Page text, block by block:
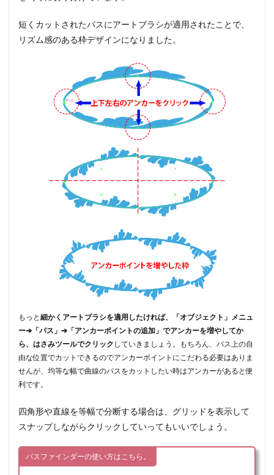
短くカットされたパスにアートブラシが適用されたことで、
リズム感のある枠デザインになりました。
もっと 細かくアートブラシを適用したければ、「オブジェクト」メニュ
ー➔「パス」➔「アンカーポイントの追加」でアンカーを増やしてか
ら、はさみツールでクリック していきましょう。もちろん、パス上の自
由な位置でカットできるのでアンカーポイントにこだわる必要はありま
せんが、均等な幅で曲線のパスをカットしたい時はアンカーがあると便
利です。
四角形や直線を等幅で分断する場合は、グリッドを表示して
スナップしながらクリックしていってもいいでしょう。
パスファインダーの使い方はこちら。